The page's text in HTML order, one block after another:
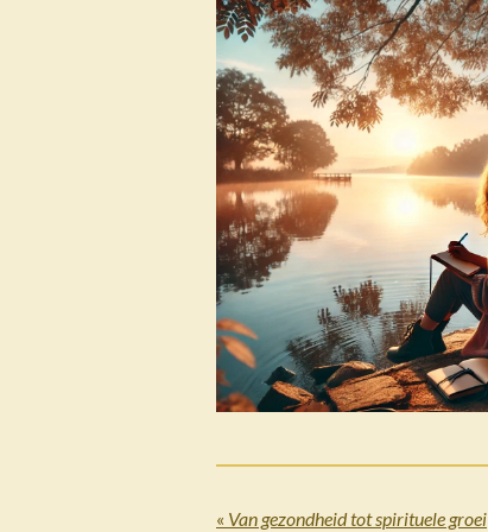
« Van gezondheid tot spirituele groei